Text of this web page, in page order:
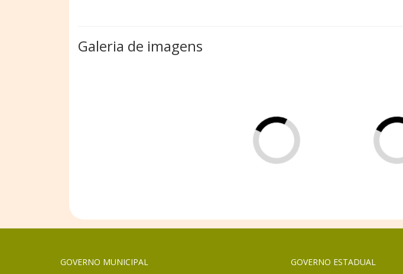
Galeria de imagens
GOVERNO MUNICIPAL GOVERNO ESTADUAL